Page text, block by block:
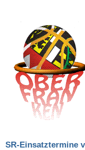
SR-Einsatztermine